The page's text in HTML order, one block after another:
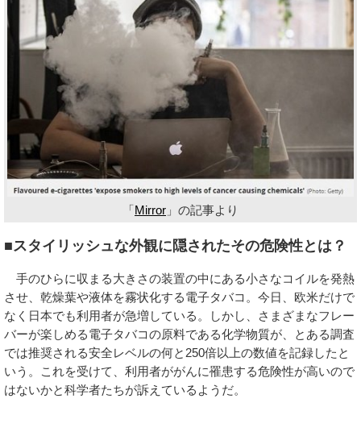
「Mirror 」の記事より
■スタイリッシュな外観に隠されたその危険性とは？
手のひらに収まる大きさの装置の中にある小さなコイルを発熱
させ、乾燥葉や液体を霧状化する電子タバコ。今日、欧米だけで
なく日本でも利用者が急増している。しかし、さまざまなフレー
バーが楽しめる電子タバコの原料である化学物質が、とある調査
では推奨される安全レベルの何と250倍以上の数値を記録したと
いう。これを受けて、利用者ががんに罹患する危険性が高いので
はないかと科学者たちが訴えているようだ。